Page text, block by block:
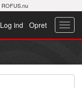
ROFUS.nu
Opret
Log ind